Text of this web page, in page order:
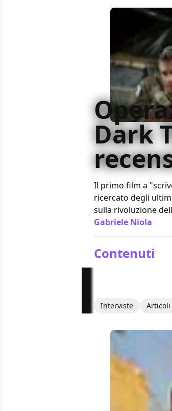
Dark
Il primo film a
ricercato degli
sulla rivoluzione
Gabriele Niola
Contenuti
Interviste Articoli